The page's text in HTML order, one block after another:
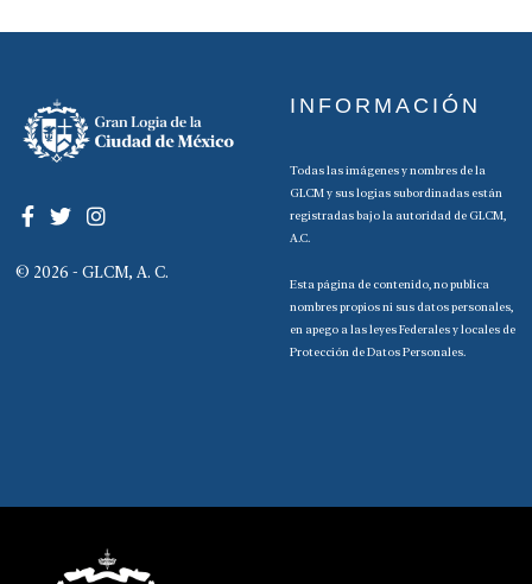
© 2026 - GLCM, A. C.
INFORMACIÓN
Todas las imágenes y nombres de la
GLCM y sus logias subordinadas están
registradas bajo la autoridad de GLCM,
A.C.
Esta página de contenido, no publica
nombres propios ni sus datos personales,
en apego a las leyes Federales y locales de
Protección de Datos Personales.